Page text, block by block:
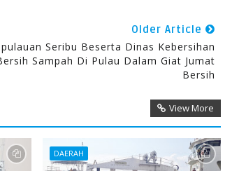
Older Article
Seribu Beserta Dinas Kebersihan
Sampah Di Pulau Dalam Giat Jumat
Bersih
View More
DAERAH